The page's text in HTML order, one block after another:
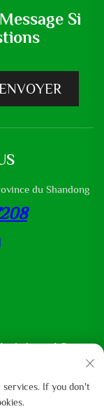
Si
du Shandong
Industrial Group
services. If you don't